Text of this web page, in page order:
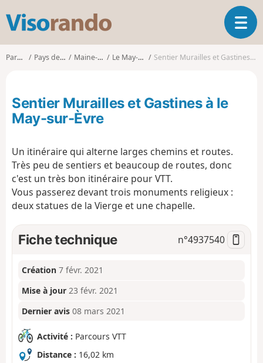
s
o
d
O
u
o
n
Parcours Pays de la Loire Maine-et-Loire Le May-sur-Èvre Sentier Murailles et Gastines à le May-sur-Èvre
Sentier Murailles et Gastines à le
May-sur-Èvre
Un itinéraire qui alterne larges chemins et routes.
Très peu de sentiers et beaucoup de routes, donc
c'est un très bon itinéraire pour VTT.
Vous passerez devant trois monuments religieux :
deux statues de la Vierge et une chapelle.
Fiche technique n°4937540
Création 7 févr. 2021
Mise à jour 23 févr. 2021
Dernier avis 08 mars 2021
Activité : Parcours VTT
Distance : 16,02 km